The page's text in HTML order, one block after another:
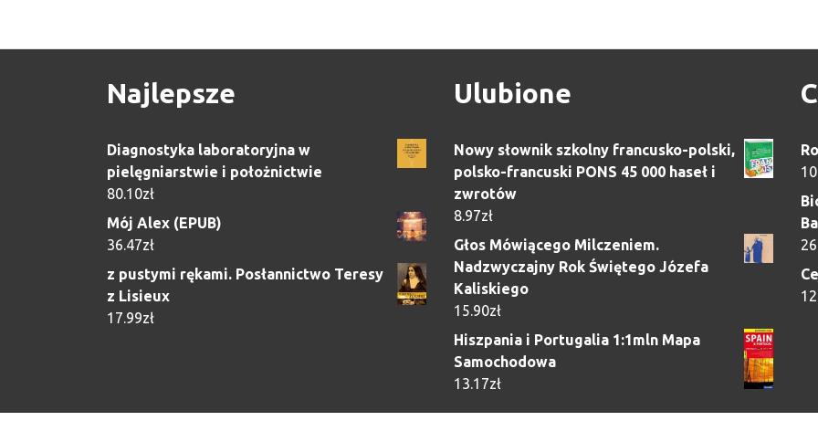
Najlepsze
Diagnostyka laboratoryjna w
pielęgniarstwie i położnictwie
80.10zł
Mój Alex (EPUB)
36.47zł
z pustymi rękami. Posłannictwo Teresy
z Lisieux
17.99zł
Ulubione
Nowy słownik szkolny francusko-polski,
polsko-francuski PONS 45 000 haseł i
zwrotów
8.97zł
Głos Mówiącego Milczeniem.
Nadzwyczajny Rok Świętego Józefa
Kaliskiego
15.90zł
Hiszpania i Portugalia 1:1mln Mapa
Samochodowa
13.17zł